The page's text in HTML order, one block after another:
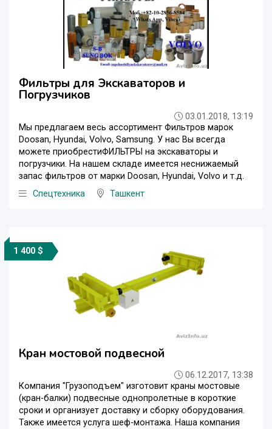
Фильтры для Экскаваторов и
Погрузчиков
03.01.2018, 13:19
Мы предлагаем весь ассортимент Фильтров марок
Doosan, Hyundai, Volvo, Samsung. У нас Вы всегда
можете приобрестиФИЛЬТРЫ на экскаваторы и
погрузчики. На нашем складе имеется неснижаемый
запас фильтров от марки Doosan, Hyundai, Volvo и т.д.
Спецтехника
Ташкент
1 400 $
Кран мостовой подвесной
06.12.2017, 13:38
Компания "Грузоподъем" изготовит краны мостовые
(кран-балки) подвесные однопролетные в короткие
сроки и организует доставку и сборку оборудования.
Также имеется услуга шеф-монтажа. Наша компания